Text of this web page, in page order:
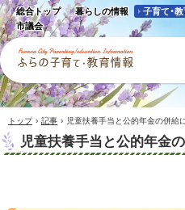
総合トップ 暮らしの情報 子育て・
市議会
ふらの子育て・教育情報 -
Furano City
Parenting/Education
Information
トップ › 記事 › 児童扶養手当と公的年金の併給
児童扶養手当と公的年金